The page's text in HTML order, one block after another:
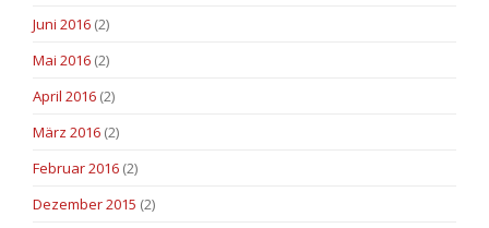
Juni 2016 (2)
Mai 2016 (2)
April 2016 (2)
März 2016 (2)
Februar 2016 (2)
Dezember 2015 (2)